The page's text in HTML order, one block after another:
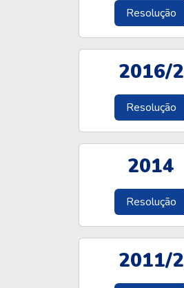
Resolução
2016/2
Resolução
2014
Resolução
2011/2